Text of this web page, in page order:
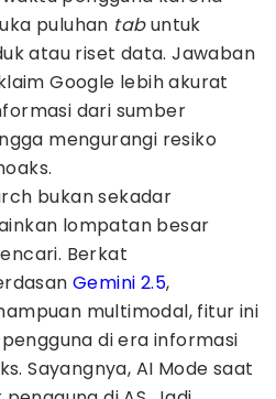
puluhan tabuntuk
atau riset data. Jawaban
Google lebih akurat
dari sumber
mengurangi resiko
bukan sekadar
lompatan besar
Berkat
Gemini 2.5,
multimodal, fitur ini
di era informasi
Sayangnya, AI Mode saat